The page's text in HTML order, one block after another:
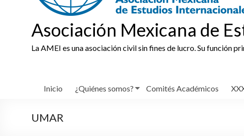
Asociación Mexicana de
La AMEI es una asociación civil sin fines de lucro. Su función
Inicio ¿Quiénes somos? Comités Académicos
UMAR